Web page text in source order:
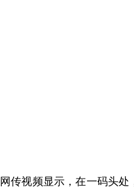
网传视频显示，在一码头